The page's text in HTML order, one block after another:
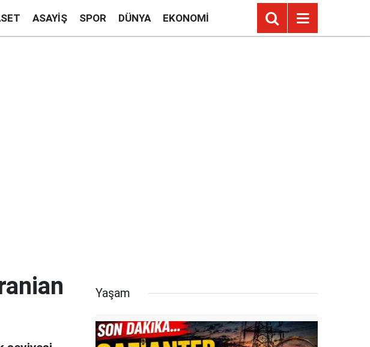
ASAYIŞ SPOR DÜNYA EKONOMI
Yaşam